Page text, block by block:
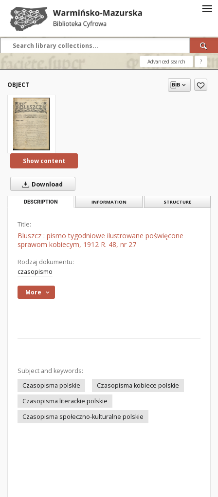
Advanced search ?
OBJECT
Show content
Download
DESCRIPTION INFORMATION STRUCTURE
Title:
Bluszcz : pismo tygodniowe ilustrowane poświęcone
sprawom kobiecym, 1912 R. 48, nr 27
Rodzaj dokumentu:
czasopismo
More
Subject and keywords:
Czasopisma polskie
Czasopisma kobiece polskie
Czasopisma literackie polskie
Czasopisma społeczno-kulturalne polskie